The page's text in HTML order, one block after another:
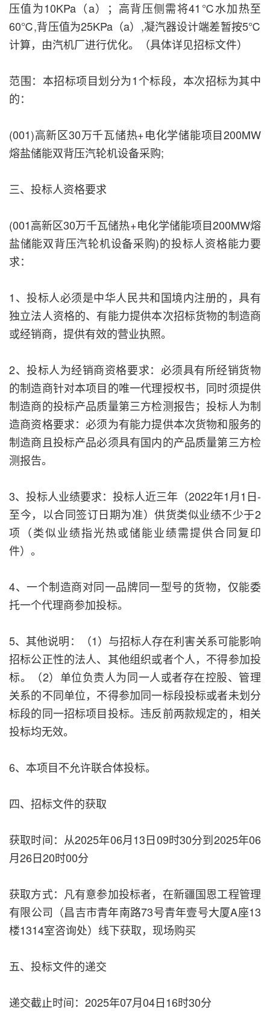
压值为10KPa（a）；高背压侧需将41℃水加热至
60℃,背压值为25KPa（a）,凝汽器设计端差暂按5℃
计算，由汽机厂进行优化。（具体详见招标文件）
范围：本招标项目划分为1个标段，本次招标为其中
的：
(001)高新区30万千瓦储热+电化学储能项目200MW
熔盐储能双背压汽轮机设备采购;
三、投标人资格要求
(001高新区30万千瓦储热+电化学储能项目200MW熔
盐储能双背压汽轮机设备采购)的投标人资格能力要
求：
1、投标人必须是中华人民共和国境内注册的，具有
独立法人资格的、有能力提供本次招标货物的制造商
或经销商，提供有效的营业执照。
2、投标人为经销商资格要求：必须具有所经销货物
的制造商针对本项目的唯一代理授权书，同时须提供
制造商的投标产品质量第三方检测报告；投标人为制
造商资格要求：必须为有能力提供本次货物和服务的
制造商且投标产品必须具有国内的产品质量第三方检
测报告。
3、投标人业绩要求：投标人近三年（2022年1月1日-
至今，以合同签订日期为准）供货类似业绩不少于2
项（类似业绩指光热或储能业绩需提供合同复印
件）。
4、一个制造商对同一品牌同一型号的货物，仅能委
托一个代理商参加投标。
5、其他说明：（1）与招标人存在利害关系可能影响
招标公正性的法人、其他组织或者个人，不得参加投
标。（2）单位负责人为同一人或者存在控股、管理
关系的不同单位，不得参加同一标段投标或者未划分
标段的同一招标项目投标。违反前两款规定的，相关
投标均无效。
6、本项目不允许联合体投标。
四、招标文件的获取
获取时间：从2025年06月13日09时30分到2025年06
月26日20时00分
获取方式：凡有意参加投标者，在新疆国恩工程管理
有限公司（昌吉市青年南路73号青年壹号大厦A座13
楼1314室咨询处）线下获取，现场购买
五、投标文件的递交
递交截止时间：2025年07月04日16时30分